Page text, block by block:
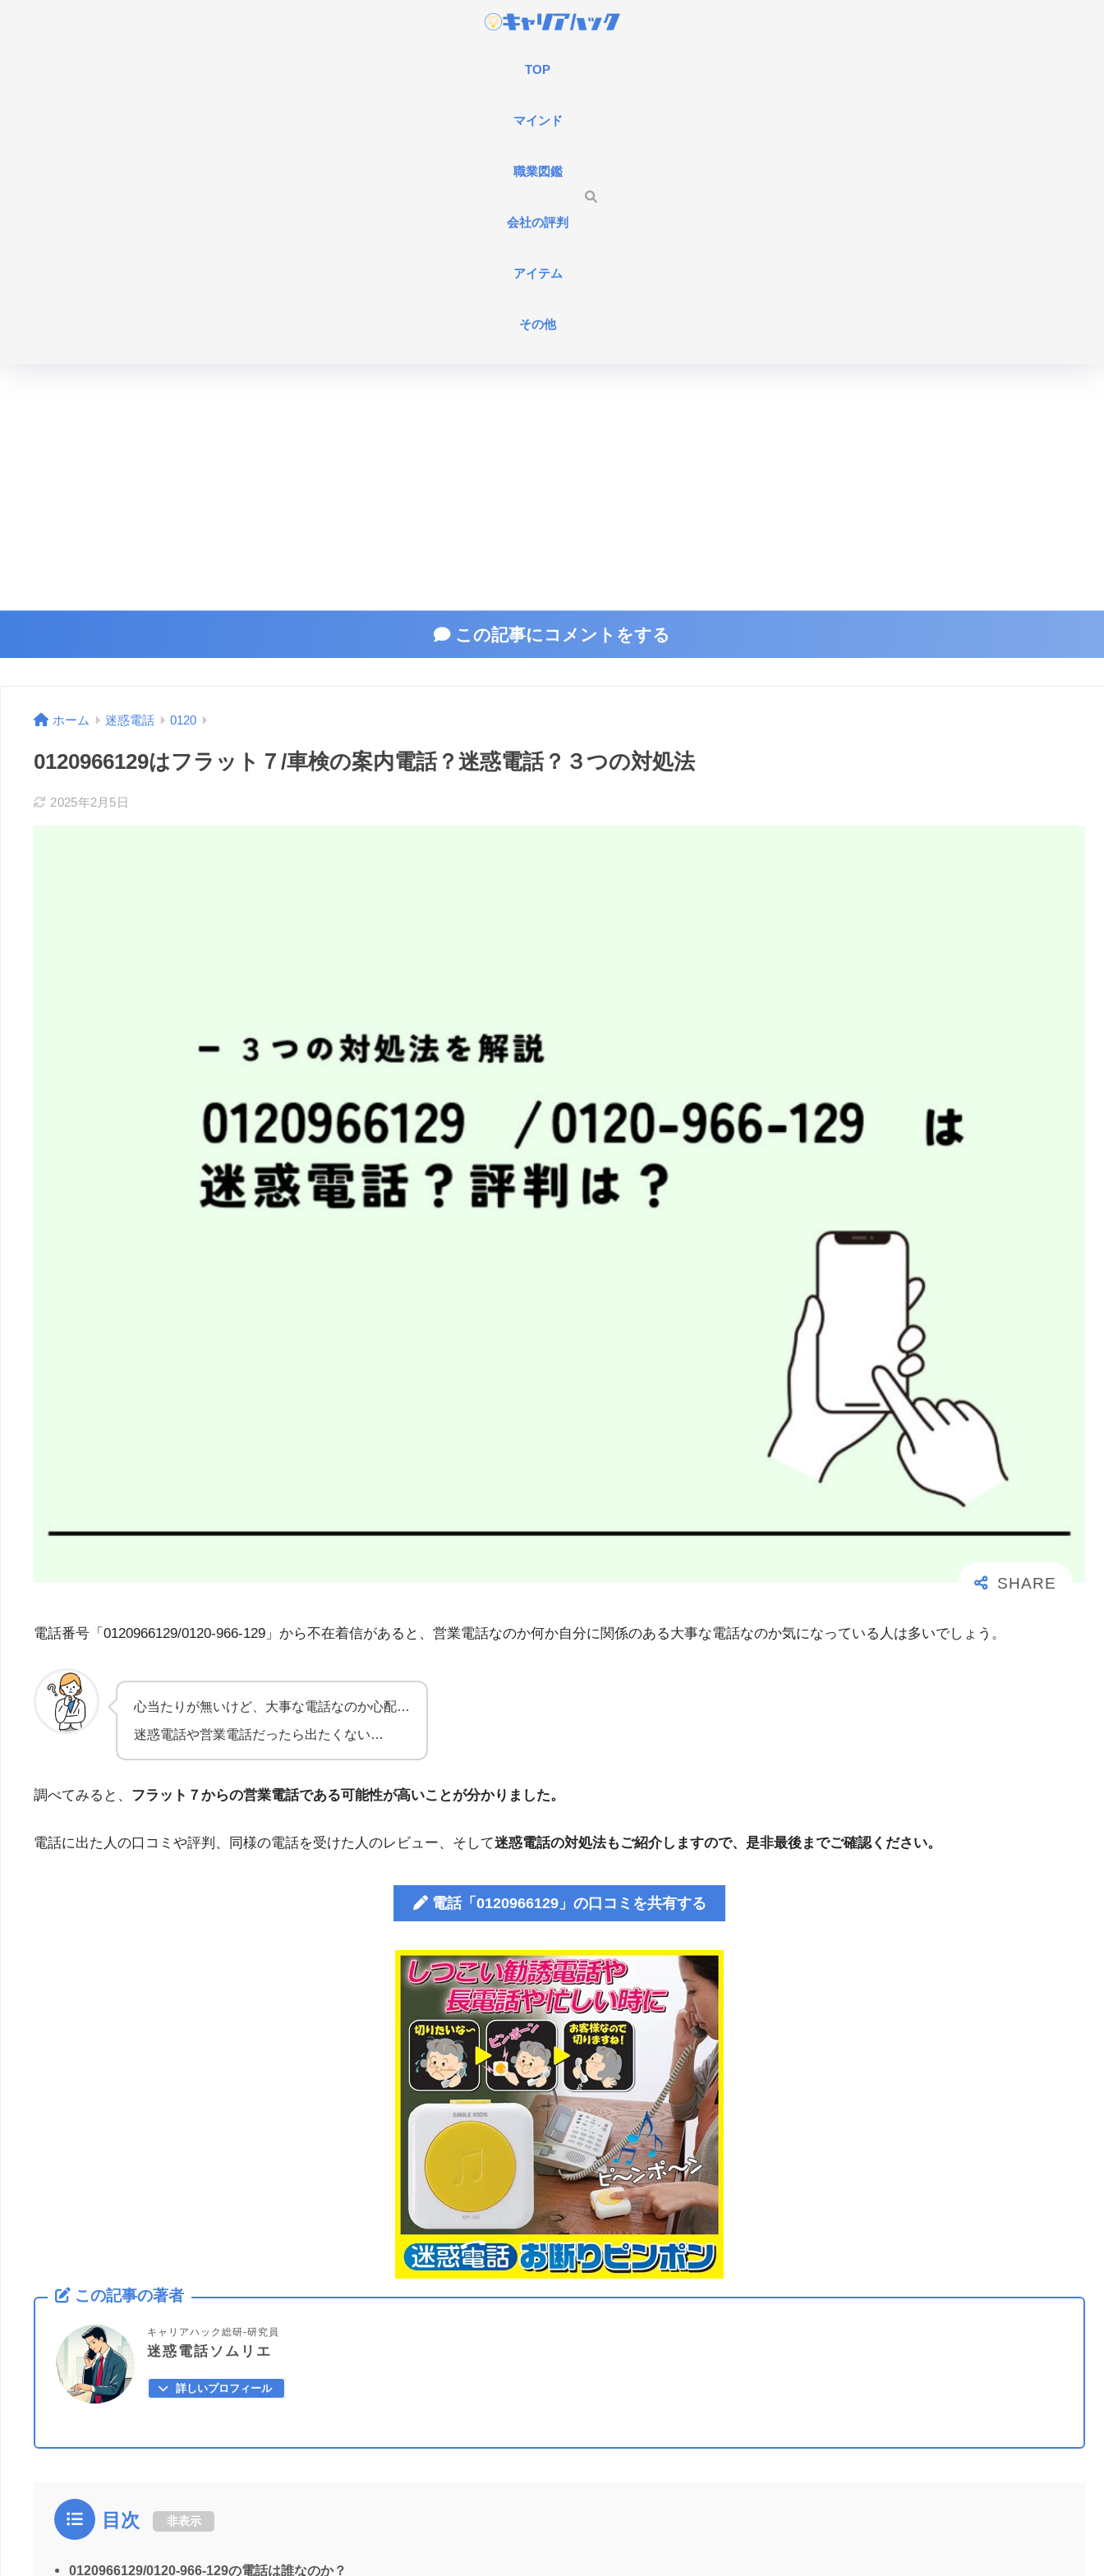
TOP
マインド
職業図鑑
会社の評判
アイテム
その他
この記事にコメントをする
ホーム 迷惑電話 0120
0120966129はフラット７/車検の案内電話？迷惑電話？３つの対処法
2025年2月5日
電話番号「0120966129/0120-966-129」から不在着信があると、営業電話なのか何か自分に関係のある大事な電話なのか気になっている人は多いでしょう。
心当たりが無いけど、大事な電話なのか心配…
迷惑電話や営業電話だったら出たくない…
調べてみると、 フラット７からの営業電話である可能性が高いことが分かりました。
電話に出た人の口コミや評判、同様の電話を受けた人のレビュー、そして迷惑電話の対処法もご紹介しますので、是非最後までご確認ください。
電話「0120966129」の口コミを共有する
この記事の著者
キャリアハック総研-研究員
迷惑電話ソムリエ
詳しいプロフィール
目次 非表示
0120966129/0120-966-129の電話は誰なのか？